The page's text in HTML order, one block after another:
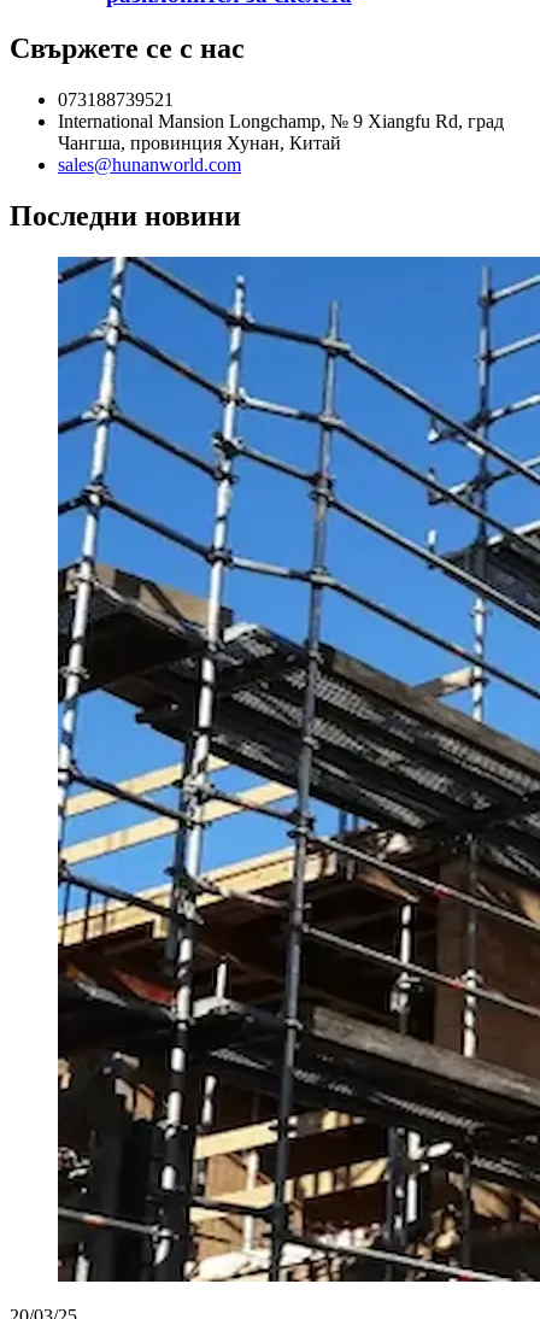
Свържете се с нас
073188739521
International Mansion Longchamp, № 9 Xiangfu Rd, град
Чангша, провинция Хунан, Китай
sales@hunanworld.com
Последни новини